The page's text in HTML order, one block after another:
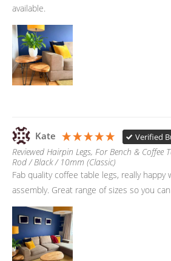
available.
Kate Verified
Reviewed Hairpin Legs, For Bench &
Rod / Black / 10mm (Classic)
Fab quality coffee table legs, really happy
assembly. Great range of sizes so you